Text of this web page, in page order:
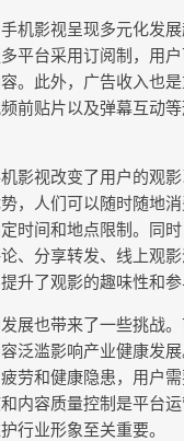
机影视呈现多元化发
平台采用订阅制，用
。此外，广告收入也
前贴片以及弹幕互动
影视改变了用户的观
，人们可以随时随地
时间和地点限制。同
、分享转发、线上观
升了观影的趣味性和参
展也带来了一些挑战
泛滥影响产业健康发
劳和健康隐患，用户
内容质量控制是平台运
行业形象至关重要。